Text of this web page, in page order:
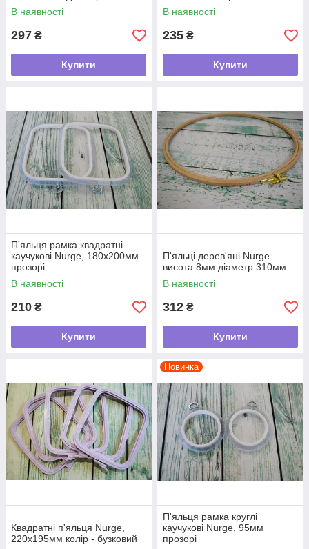
В наявності
297 ₴
Купити
В наявності
235 ₴
Купити
П'яльця рамка квадратні
каучукові Nurge, 180х200мм
прозорі
В наявності
210 ₴
Купити
П'яльці дерев'яні Nurge
висота 8мм діаметр 310мм
В наявності
312 ₴
Купити
Квадратні п'яльця Nurge,
220х195мм колір - бузковий
Новинка
П'яльця рамка круглі
каучукові Nurge, 95мм
прозорі